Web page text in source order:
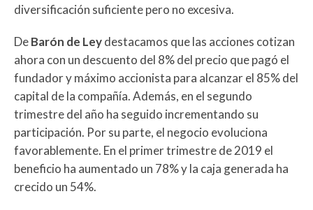
diversificación suficiente pero no excesiva.
DeBarón de Leydestacamos que las acciones cotizan
ahora con un descuento del 8% del precio que pagó el
fundador y máximo accionista para alcanzar el 85% del
capital de la compañía. Además, en el segundo
trimestre del año ha seguido incrementando su
participación. Por su parte, el negocio evoluciona
favorablemente. En el primer trimestre de 2019 el
beneficio ha aumentado un 78% y la caja generada ha
crecido un 54%.